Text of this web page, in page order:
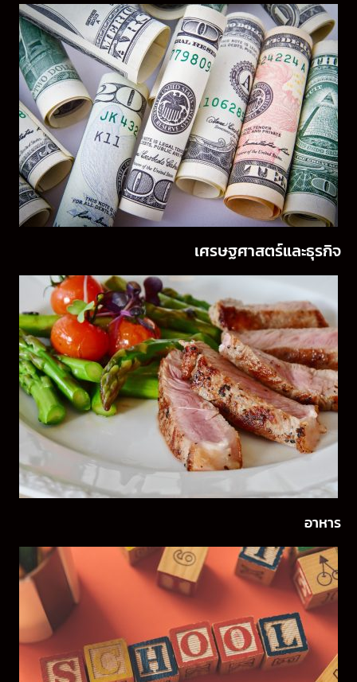
เศรษฐศาสตร์และธุรกิจ
อาหาร